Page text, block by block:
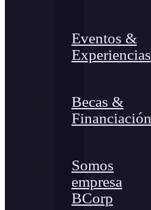
Eventos &
Experiencias
Becas &
Financiación
Somos
empresa
BCorp